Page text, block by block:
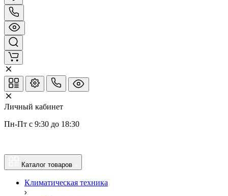
Личный кабинет
Пн-Пт с 9:30 до 18:30
Каталог товаров
Климатическая техника